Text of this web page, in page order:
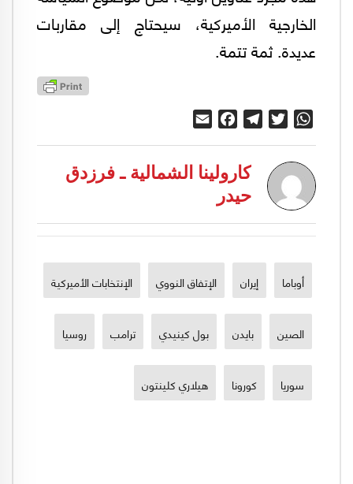
الخارجية الأميركية، سيحتاج إلى مقاربات
عديدة. ثمة تتمة.
WhatsApp
Twitter
Telegram
Facebook
كارولينا الشمالية ـ فرزدق
حيدر
أوباما إيران الإتفاق النووي الإنتخابات الأميركية
الصين بايدن بول كينيدي ترامب روسيا
سوريا كورونا هيلاري كلينتون